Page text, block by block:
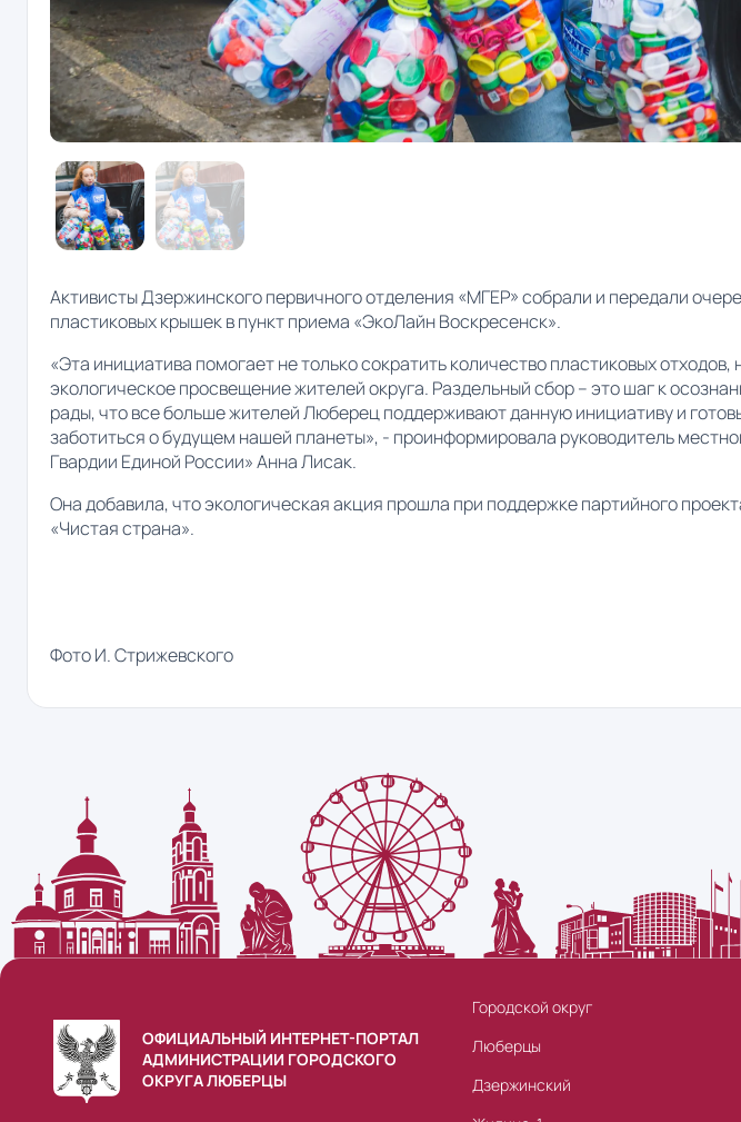
Активисты Дзержинского первичного отделения «МГЕР» собрали и передали
пластиковых крышек в пункт приема «ЭкоЛайн Воскресенск».
«Эта инициатива помогает не только сократить количество пластиковых отходов,
экологическое просвещение жителей округа. Раздельный сбор – это шаг к
рады, что все больше жителей Люберец поддерживают данную инициативу и
заботиться о будущем нашей планеты», - проинформировала руководитель
Гвардии Единой России» Анна Лисак.
Она добавила, что экологическая акция прошла при поддержке партийного
«Чистая страна».
Фото И. Стрижевского
ОФИЦИАЛЬНЫЙ ИНТЕРНЕТ-ПОРТАЛ
АДМИНИСТРАЦИИ ГОРОДСКОГО
ОКРУГА ЛЮБЕРЦЫ
Городской округ
Люберцы
Дзержинский